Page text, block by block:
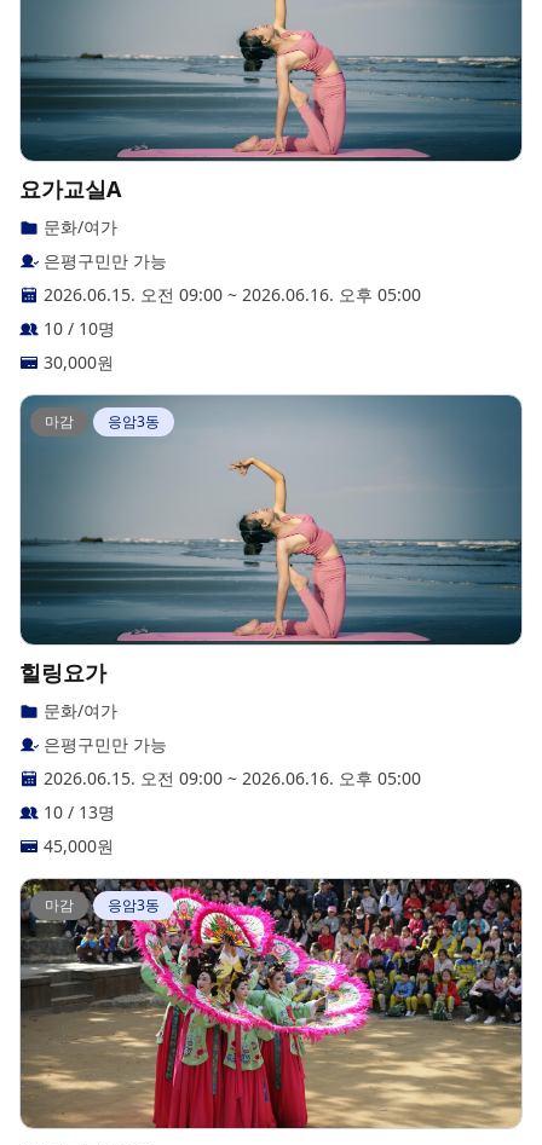
요가교실A
문화/여가
은평구민만 가능
2026.06.15. 오전 09:00 ~ 2026.06.16. 오후 05:00
10 / 10명
30,000원
마감 응암3동
힐링요가
문화/여가
은평구민만 가능
2026.06.15. 오전 09:00 ~ 2026.06.16. 오후 05:00
10 / 13명
45,000원
마감 응암3동